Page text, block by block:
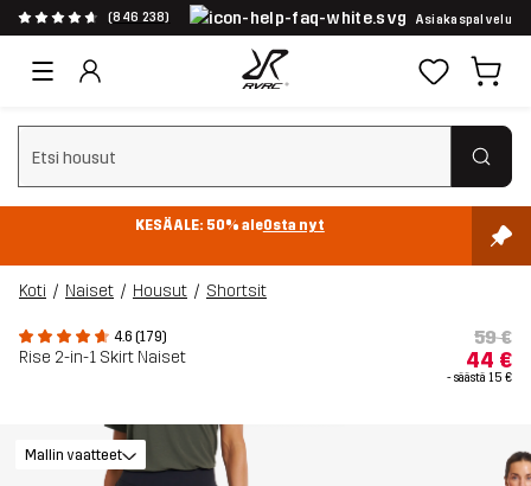
(846 238) Asiakaspalvelu
Tyhjennä haku
KESÄALE: 50% aleOsta nyt
Koti Naiset Housut Shortsit
4.6 (179)
Rise 2-in-1 Skirt Naiset
59 €
44 €
- säästä 15 €
Mallin vaatteet